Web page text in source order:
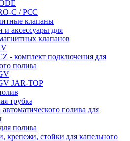
C / PCC
клапаны
и аксессуары для
клапанов
- комплект подключения для
полива
JAR-TOP
трубка
полива для
полива
крепежи, стойки для капельного